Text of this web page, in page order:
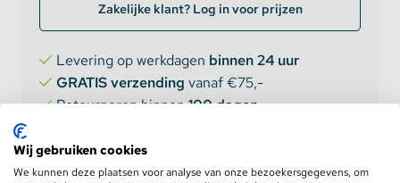
Zakelijke klant? Log in voor prijzen
Levering op werkdagen binnen 24 uur
GRATIS verzending vanaf €75,-
Retourneren binnen100 dagen
Wij gebruiken cookies
We kunnen deze plaatsen voor analyse van onze bezoekersgegevens, om